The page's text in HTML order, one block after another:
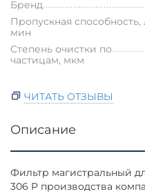
Бренд
Пропускная способность,
мин
Степень очистки по
частицам, мкм
ЧИТАТЬ ОТЗЫВЫ
Описание
Фильтр магистральный
306 P производства